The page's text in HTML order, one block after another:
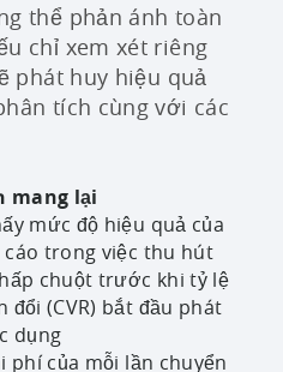
thể phản ánh toàn
chỉ xem xét riêng
phát huy hiệu quả
tích cùng với các
mang lại
mức độ hiệu quả của
cáo trong việc thu hút
chuột trước khi tỷ lệ
đổi (CVR) bắt đầu phát
dụng
phí của mỗi lần chuyển